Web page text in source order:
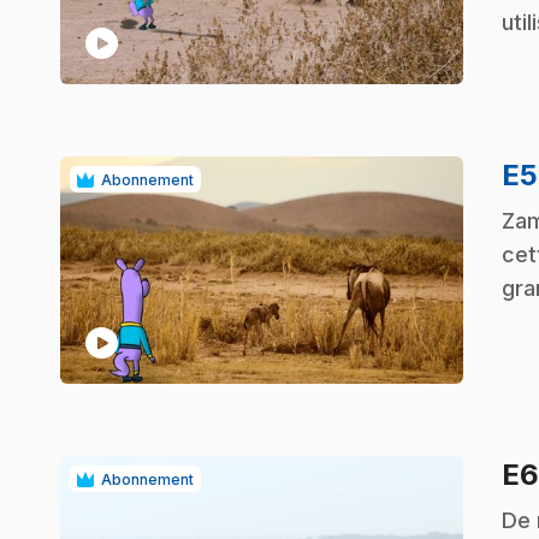
play_circle
Abonnement
play_circle
E5
.
Abonnement E6
.De